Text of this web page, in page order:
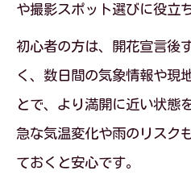
や撮影スポット選びに役立
初心者の方は、開花宣言後
く、数日間の気象情報や現
とで、より満開に近い状態
急な気温変化や雨のリスク
ておくと安心です。